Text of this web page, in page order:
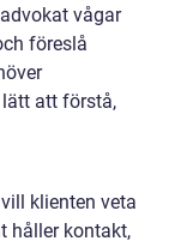
vågar
föreslå
att förstå,
klienten veta
håller kontakt,